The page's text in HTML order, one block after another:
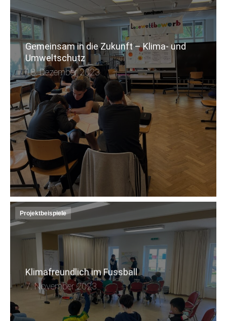
Gemeinsam in die Zukunft – Klima- und
Umweltschutz
18. Dezember 2023
Projektbeispiele
Klimafreundlich im Fussball
7. November 2023